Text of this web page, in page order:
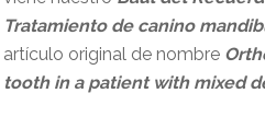
Tratamiento de canino
artículo original de nombre
tooth in a patient with mixed